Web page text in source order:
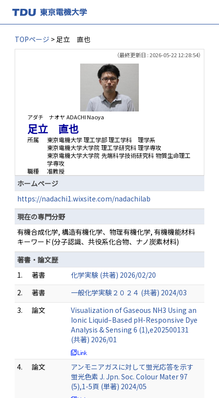
TOPページ > 足立 直也
（最終更新日 : 2026-05-22 12:28:54）
アダチ ナオヤ ADACHI Naoya
足立 直也
所属
東京電機大学 理工学部 理工学科 理学系
東京電機大学大学院 理工学研究科 理学専攻
東京電機大学大学院 先端科学技術研究科 物質生命理工
学専攻
職種
准教授
ホームページ
https://nadachi1.wixsite.com/nadachilab
現在の専門分野
有機合成化学, 構造有機化学、物理有機化学, 有機機能材料
キーワード(分子認識、共役系化合物、ナノ炭素材料)
著書・論文歴
1.
著書
化学実験 (共著) 2026/02/20
2.
著書
一般化学実験２０２４ (共著) 2024/03
3.
論文
Visualization of Gaseous NH3 Using an
Ionic Liquid–Based pH-Responsive Dye
Analysis & Sensing 6 (1),e202500131
(共著) 2026/01
4. 論文
アンモニアガスに対して蛍光応答を示す
蛍光色素 J. Jpn. Soc. Colour Mater 97
(5),1-5頁 (単著) 2024/05